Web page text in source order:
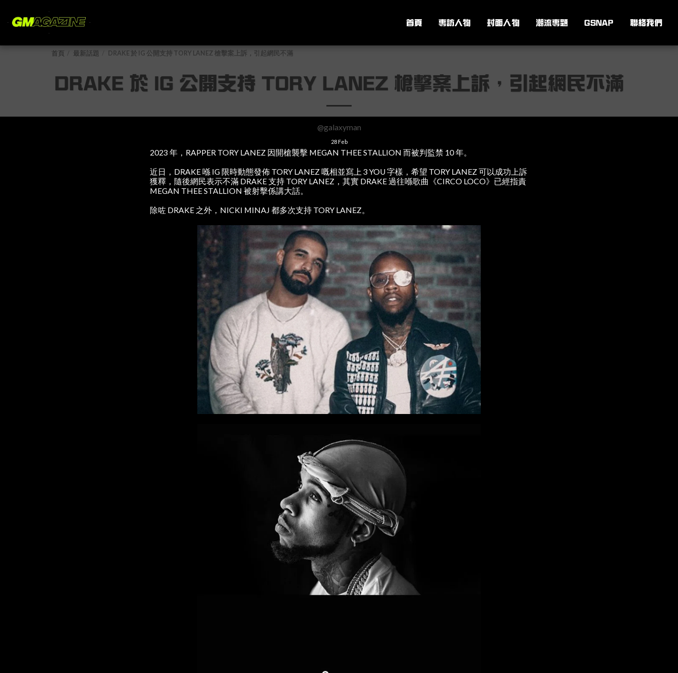
首頁 專訪人物 封面人物 潮流專題 GSNAP 聯絡我們
首頁 最新話題 DRAKE 於 IG 公開支持 TORY LANEZ 槍擊案上訴，引起網民不滿
DRAKE 於 IG 公開支持 TORY LANEZ 槍擊案上訴，引起網民不滿
@galaxyman
28Feb
2023 年，RAPPER TORY LANEZ 因開槍襲擊 MEGAN THEE STALLION 而被判監禁 10 年。
近日，DRAKE 喺 IG 限時動態發佈 TORY LANEZ 嘅相並寫上 3 YOU 字樣，希望 TORY LANEZ 可以成功上訴
獲釋，隨後網民表示不滿 DRAKE 支持 TORY LANEZ，其實 DRAKE 過往喺歌曲《CIRCO LOCO》已經指責
MEGAN THEE STALLION 被射擊係講大話。
除咗 DRAKE 之外，NICKI MINAJ 都多次支持 TORY LANEZ。